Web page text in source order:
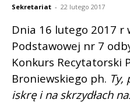
Sekretariat - 22 lutego 2017
Dnia 16 lutego 2017 r
Podstawowej nr 7
Konkurs Recytatorski
Broniewskiego ph. Ty,
iskrę i na skrzydłach